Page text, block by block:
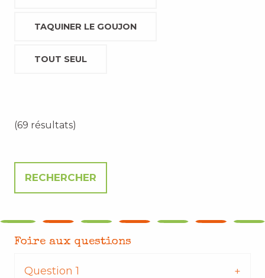
TAQUINER LE GOUJON
TOUT SEUL
(69 résultats)
Foire aux questions
Question 1